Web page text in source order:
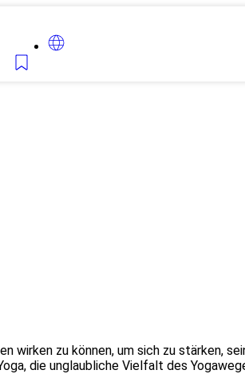
zu können, um sich zu stärken,
die unglaubliche Vielfalt des